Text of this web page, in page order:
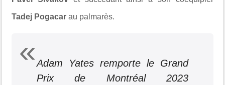
Tadej Pogacar au palmarès.
Adam Yates remporte le Grand
Prix de Montréal 2023